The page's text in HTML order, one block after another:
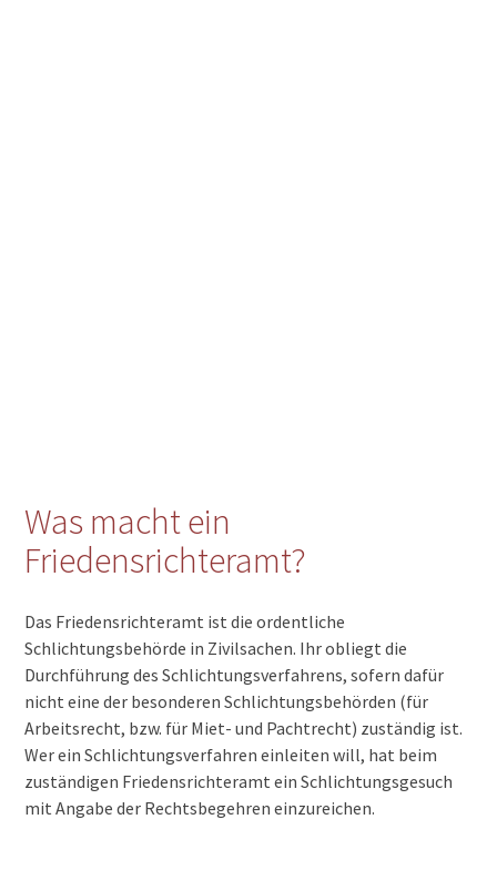
Was macht ein
Friedensrichteramt?
Das Friedensrichteramt ist die ordentliche
Schlichtungsbehörde in Zivilsachen. Ihr obliegt die
Durchführung des Schlichtungsverfahrens, sofern dafür
nicht eine der besonderen Schlichtungsbehörden (für
Arbeitsrecht, bzw. für Miet- und Pachtrecht) zuständig ist.
Wer ein Schlichtungsverfahren einleiten will, hat beim
zuständigen Friedensrichteramt ein Schlichtungsgesuch
mit Angabe der Rechtsbegehren einzureichen.